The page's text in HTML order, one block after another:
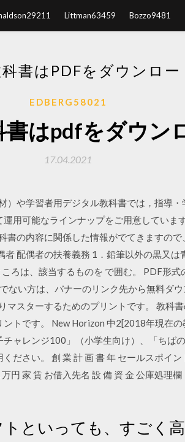
Littman63459 Bozzo9481
書はPDFをダウンロー
EDBERG58021
書はpdfをダウン
17.04.2021
や学習者用デジタル教科書では，指導
用可能なラインナップをご用意していま
書の内容に関係した情報がでてきますの
者 配偶者の扶養義務 1．鉛筆以外の黒又
は、該当するものを で囲む。 PDF形式
ない方は、バナーのリンク先から無料ダ
スターするためのプリントです。 教科
トです。 New Horizon 中2[2018年現在
ャレンジ100」（小学生向け）、「ちば
ださい。 創 業 計 画 書 年 セールスポイ
円 家 賃 お借入先名 設 備 資 金 公庫処理
といっても、すごく